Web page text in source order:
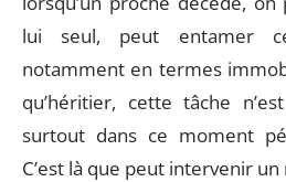
lui seul, peut entamer
notamment en termes
qu’héritier, cette tâche
surtout dans ce moment
C’est là que peut intervenir